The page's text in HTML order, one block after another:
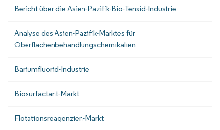
Bericht über die Asien-Pazifik-Bio-Tensid-Industrie
Analyse des Asien-Pazifik-Marktes für
Oberflächenbehandlungschemikalien
Bariumfluorid-Industrie
Biosurfactant-Markt
Flotationsreagenzien-Markt